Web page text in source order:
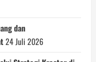
dan
24 Juli 2026